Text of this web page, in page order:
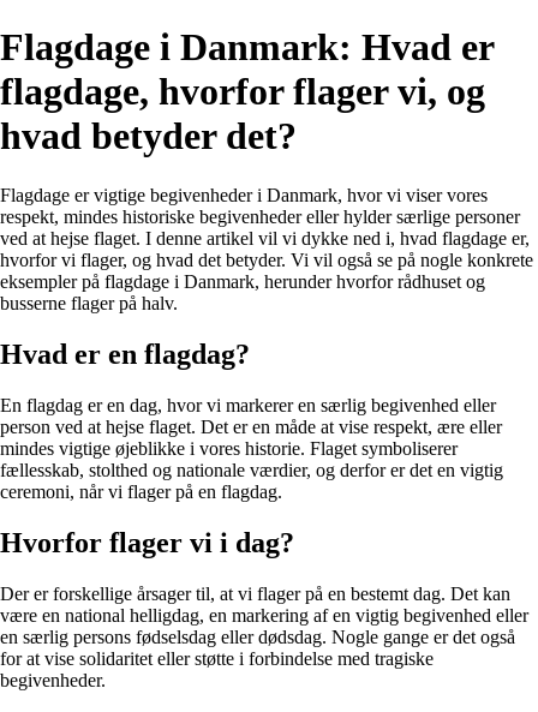
Flagdage i Danmark: Hvad er
flagdage, hvorfor flager vi, og
hvad betyder det?
Flagdage er vigtige begivenheder i Danmark, hvor vi viser vores
respekt, mindes historiske begivenheder eller hylder særlige personer
ved at hejse flaget. I denne artikel vil vi dykke ned i, hvad flagdage er,
hvorfor vi flager, og hvad det betyder. Vi vil også se på nogle konkrete
eksempler på flagdage i Danmark, herunder hvorfor rådhuset og
busserne flager på halv.
Hvad er en flagdag?
En flagdag er en dag, hvor vi markerer en særlig begivenhed eller
person ved at hejse flaget. Det er en måde at vise respekt, ære eller
mindes vigtige øjeblikke i vores historie. Flaget symboliserer
fællesskab, stolthed og nationale værdier, og derfor er det en vigtig
ceremoni, når vi flager på en flagdag.
Hvorfor flager vi i dag?
Der er forskellige årsager til, at vi flager på en bestemt dag. Det kan
være en national helligdag, en markering af en vigtig begivenhed eller
en særlig persons fødselsdag eller dødsdag. Nogle gange er det også
for at vise solidaritet eller støtte i forbindelse med tragiske
begivenheder.